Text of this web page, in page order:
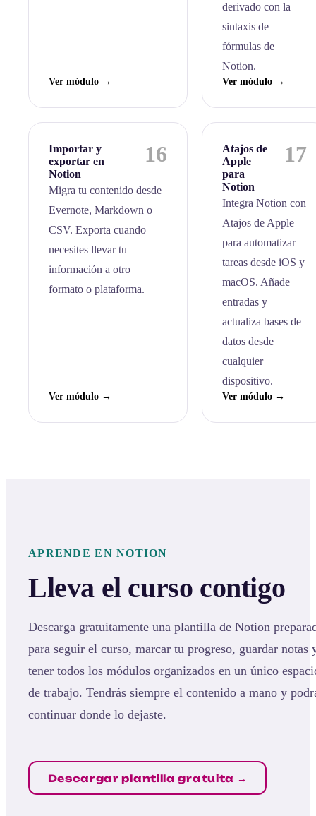
Ver módulo →
derivado con la
sintaxis de
fórmulas de
Notion.
Ver módulo →
Importar y
exportar en
Notion
16
Migra tu contenido desde
Evernote, Markdown o
CSV. Exporta cuando
necesites llevar tu
información a otro
formato o plataforma.
Ver módulo →
Atajos de
Apple
para
Notion
17
Integra Notion con
Atajos de Apple
para automatizar
tareas desde iOS y
macOS. Añade
entradas y
actualiza bases de
datos desde
cualquier
dispositivo.
Ver módulo →
APRENDE EN NOTION
Lleva el curso contigo
Descarga gratuitamente una plantilla de Notion
para seguir el curso, marcar tu progreso, guardar notas
tener todos los módulos organizados en un único
de trabajo. Tendrás siempre el contenido a mano y
continuar donde lo dejaste.
Descargar plantilla gratuita →